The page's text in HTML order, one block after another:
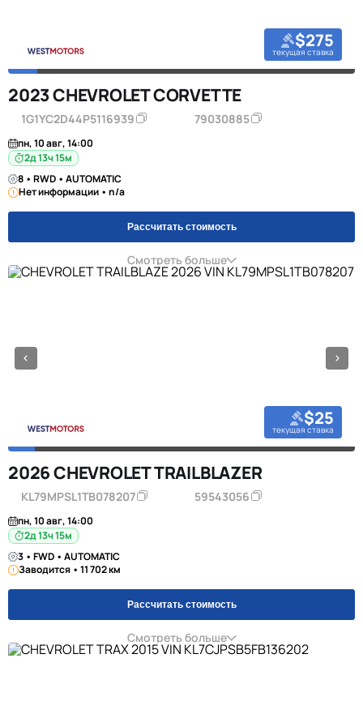
$275
текущая ставка
2023 CHEVROLET CORVETTE
1G1YC2D44P5116939 79030885
пн, 10 авг, 14:00
2д 13ч 15м
8 • RWD • AUTOMATIC
Нет информации • n/a
Рассчитать стоимость
Смотреть больше
$25
текущая ставка
2026 CHEVROLET TRAILBLAZER
KL79MPSL1TB078207 59543056
пн, 10 авг, 14:00
2д 13ч 15м
3 • FWD • AUTOMATIC
Заводится • 11 702 км
Рассчитать стоимость
Смотреть больше